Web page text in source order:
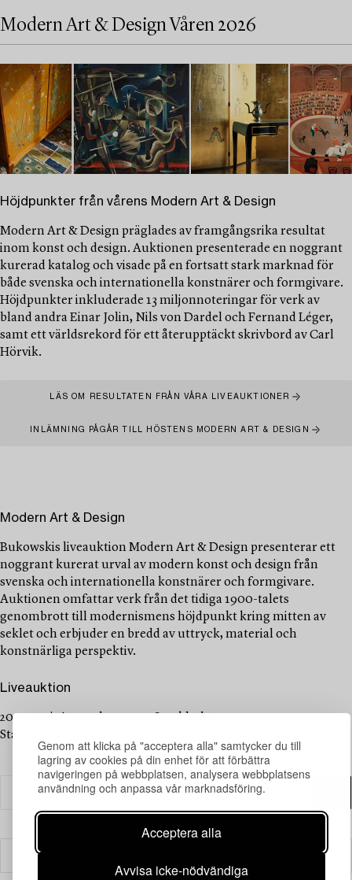
Genom att klicka på "acceptera alla" samtycker du till
lagring av cookies på din enhet för att förbättra
navigeringen på webbplatsen, analysera webbplatsens
användning och anpassa vår marknadsföring.
Acceptera alla
Avvisa icke-nödvändiga
Modern Art & Design Våren 2026
Höjdpunkter från vårens Modern Art & Design
Modern Art & Design präglades av framgångsrika resultat
inom konst och design. Auktionen presenterade en noggrant
kurerad katalog och visade på en fortsatt stark marknad för
både svenska och internationella konstnärer och formgivare.
Höjdpunkter inkluderade 13 miljonnoteringar för verk av
bland andra Einar Jolin, Nils von Dardel och Fernand Léger,
samt ett världsrekord för ett återupptäckt skrivbord av Carl
Hörvik.
LÄS OM RESULTATEN FRÅN VÅRA LIVEAUKTIONER
INLÄMNING PÅGÅR TILL HÖSTENS MODERN ART & DESIGN
Modern Art & Design
Bukowskis liveauktion Modern Art & Design presenterar ett
noggrant kurerat urval av modern konst och design från
svenska och internationella konstnärer och formgivare.
Auktionen omfattar verk från det tidiga 1900-talets
genombrott till modernismens höjdpunkt kring mitten av
seklet och erbjuder en bredd av uttryck, material och
konstnärliga perspektiv.
Liveauktion
20–22 maj, Arsenalsgatan 2, Stockholm
Start kl. 10